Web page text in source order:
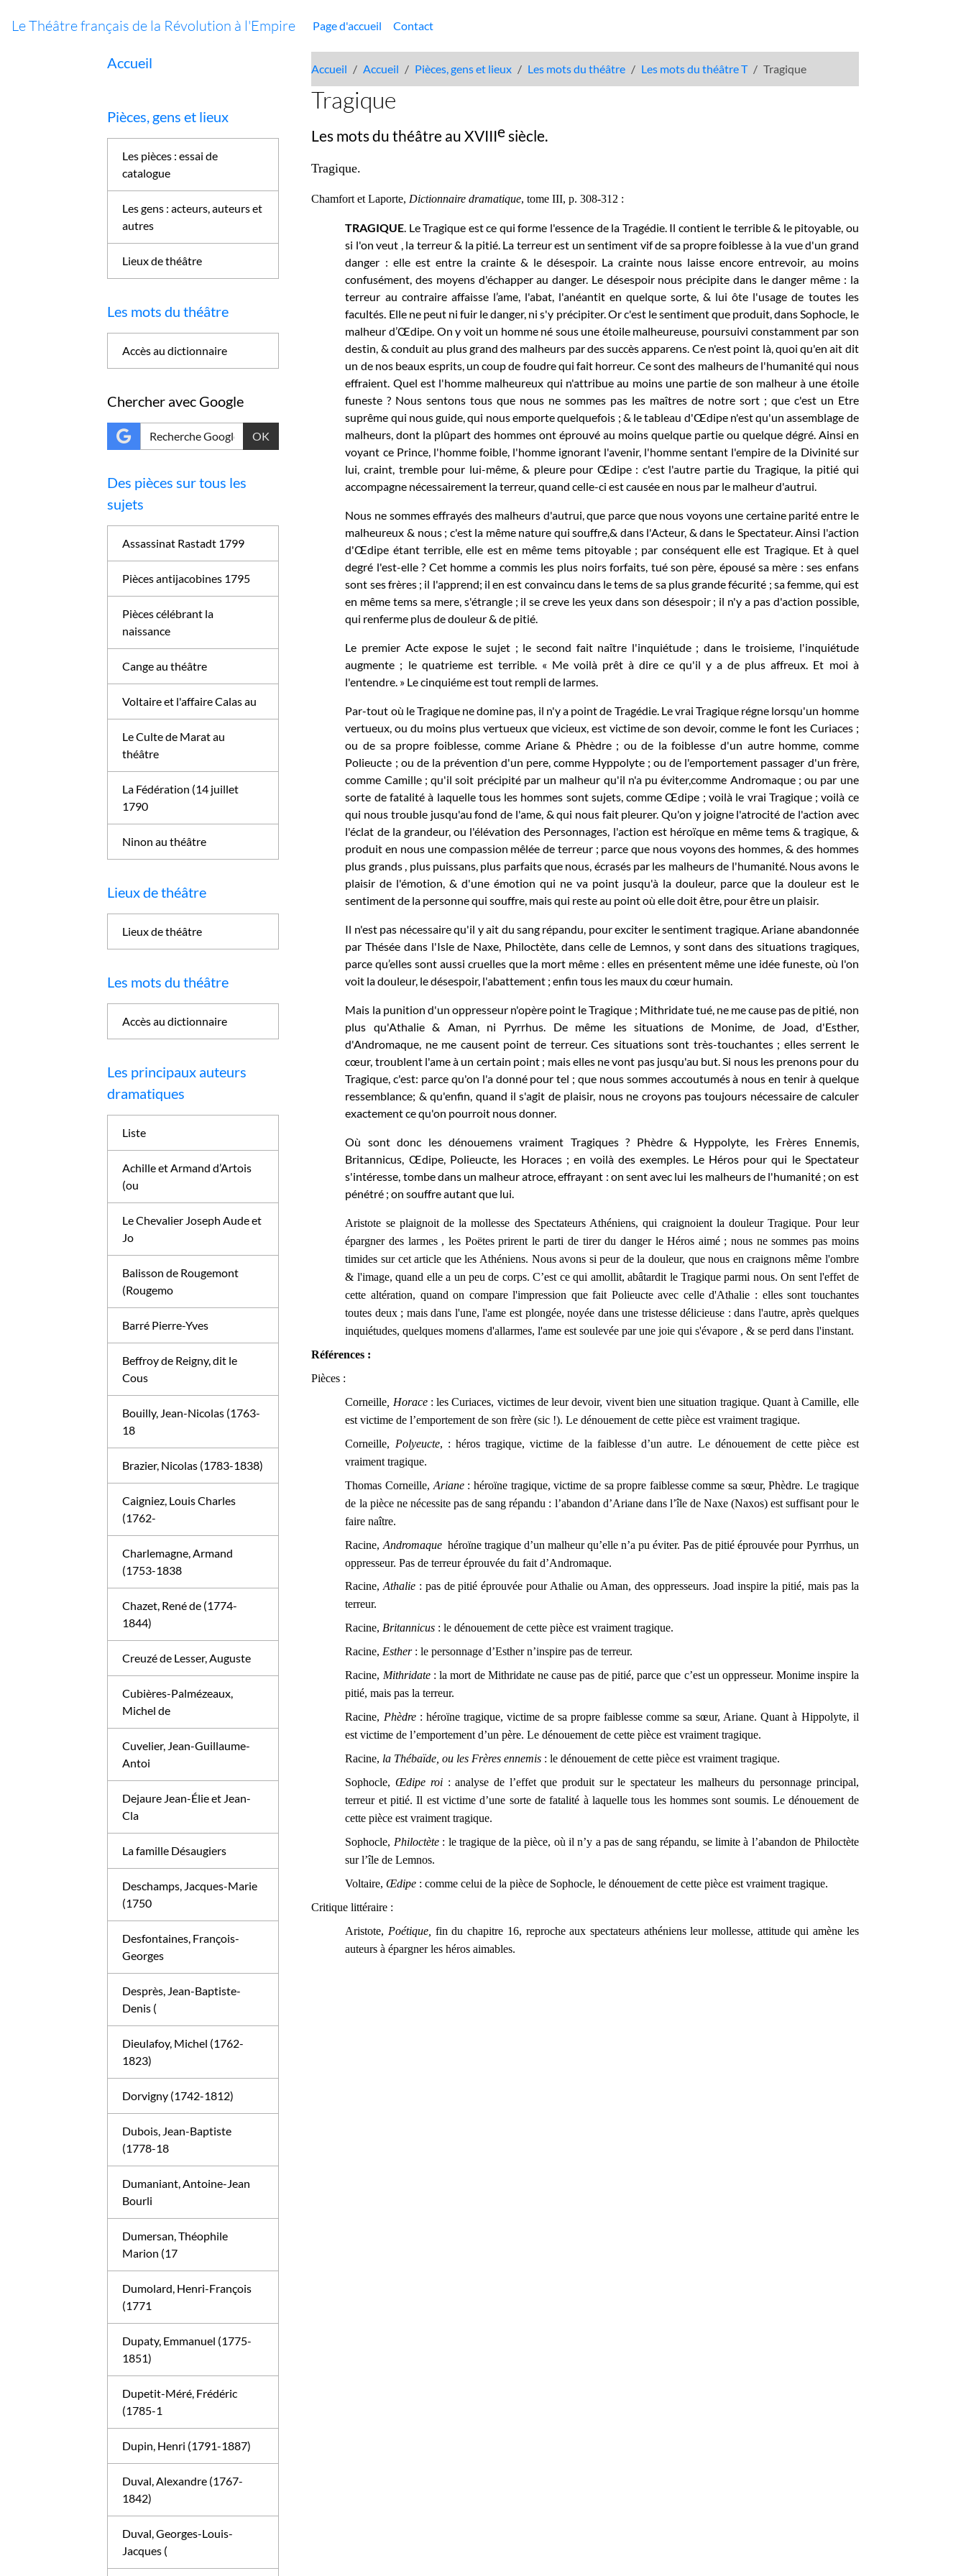
Le Théâtre français de la Révolution à l'Empire Page d'accueil Contact
Accueil Accueil Pièces, gens et lieux Les mots du théâtre Les mots du théâtre T Tragique
Tragique
Les mots du théâtre au XVIIIesiècle.
Tragique.
Chamfort et Laporte, Dictionnaire dramatique, tome III, p. 308-312 :
TRAGIQUE. Le Tragique est ce qui forme l'essence de la Tragédie. Il contient le terrible & le pitoyable, ou
si l'on veut , la terreur & la pitié. La terreur est un sentiment vif de sa propre foiblesse à la vue d'un grand
danger : elle est entre la crainte & le désespoir. La crainte nous laisse encore entrevoir, au moins
confusément, des moyens d'échapper au danger. Le désespoir nous précipite dans le danger même : la
terreur au contraire affaisse l’ame, l'abat, l'anéantit en quelque sorte, & lui ôte l'usage de toutes les
facultés. Elle ne peut ni fuir le danger, ni s'y précipiter. Or c'est le sentiment que produit, dans Sophocle, le
malheur d’Œdipe. On y voit un homme né sous une étoile malheureuse, poursuivi constamment par son
destin, & conduit au plus grand des malheurs par des succès apparens. Ce n'est point là, quoi qu'en ait dit
un de nos beaux esprits, un coup de foudre qui fait horreur. Ce sont des malheurs de l'humanité qui nous
effraient. Quel est l'homme malheureux qui n'attribue au moins une partie de son malheur à une étoile
funeste ? Nous sentons tous que nous ne sommes pas les maîtres de notre sort ; que c'est un Etre
suprême qui nous guide, qui nous emporte quelquefois ; & le tableau d'Œdipe n'est qu'un assemblage de
malheurs, dont la plûpart des hommes ont éprouvé au moins quelque partie ou quelque dégré. Ainsi en
voyant ce Prince, l'homme foible, l'homme ignorant l'avenir, l'homme sentant l'empire de la Divinité sur
lui, craint, tremble pour lui-même, & pleure pour Œdipe : c'est l'autre partie du Tragique, la pitié qui
accompagne nécessairement la terreur, quand celle-ci est causée en nous par le malheur d'autrui.
Nous ne sommes effrayés des malheurs d'autrui, que parce que nous voyons une certaine parité entre le
malheureux & nous ; c'est la même nature qui souffre,& dans l'Acteur, & dans le Spectateur. Ainsi l'action
d'Œdipe étant terrible, elle est en même tems pitoyable ; par conséquent elle est Tragique. Et à quel
degré l'est-elle ? Cet homme a commis les plus noirs forfaits, tué son père, épousé sa mère : ses enfans
sont ses frères ; il l'apprend; il en est convaincu dans le tems de sa plus grande fécurité ; sa femme, qui est
en même tems sa mere, s'étrangle ; il se creve les yeux dans son désespoir ; il n'y a pas d'action possible,
qui renferme plus de douleur & de pitié.
Le premier Acte expose le sujet ; le second fait naître l'inquiétude ; dans le troisieme, l'inquiétude
augmente ; le quatrieme est terrible. « Me voilà prêt à dire ce qu'il y a de plus affreux. Et moi à
l'entendre. » Le cinquiéme est tout rempli de larmes.
Par-tout où le Tragique ne domine pas, il n'y a point de Tragédie. Le vrai Tragique régne lorsqu'un homme
vertueux, ou du moins plus vertueux que vicieux, est victime de son devoir, comme le font les Curiaces ;
ou de sa propre foiblesse, comme Ariane & Phèdre ; ou de la foiblesse d'un autre homme, comme
Polieucte ; ou de la prévention d'un pere, comme Hyppolyte ; ou de l'emportement passager d'un frère,
comme Camille ; qu'il soit précipité par un malheur qu'il n'a pu éviter,comme Andromaque ; ou par une
sorte de fatalité à laquelle tous les hommes sont sujets, comme Œdipe ; voilà le vrai Tragique ; voilà ce
qui nous trouble jusqu'au fond de l'ame, & qui nous fait pleurer. Qu'on y joigne l'atrocité de l'action avec
l'éclat de la grandeur, ou l'élévation des Personnages, l'action est héroïque en même tems & tragique, &
produit en nous une compassion mêlée de terreur ; parce que nous voyons des hommes, & des hommes
plus grands , plus puissans, plus parfaits que nous, écrasés par les malheurs de l'humanité. Nous avons le
plaisir de l'émotion, & d'une émotion qui ne va point jusqu'à la douleur, parce que la douleur est le
sentiment de la personne qui souffre, mais qui reste au point où elle doit être, pour être un plaisir.
Il n'est pas nécessaire qu'il y ait du sang répandu, pour exciter le sentiment tragique. Ariane abandonnée
par Thésée dans l'Isle de Naxe, Philoctète, dans celle de Lemnos, y sont dans des situations tragiques,
parce qu’elles sont aussi cruelles que la mort même : elles en présentent même une idée funeste, où l'on
voit la douleur, le désespoir, l'abattement ; enfin tous les maux du cœur humain.
Mais la punition d'un oppresseur n'opère point le Tragique ; Mithridate tué, ne me cause pas de pitié, non
plus qu'Athalie & Aman, ni Pyrrhus. De même les situations de Monime, de Joad, d'Esther,
d'Andromaque, ne me causent point de terreur. Ces situations sont très-touchantes ; elles serrent le
cœur, troublent l'ame à un certain point ; mais elles ne vont pas jusqu'au but. Si nous les prenons pour du
Tragique, c'est: parce qu'on l'a donné pour tel ; que nous sommes accoutumés à nous en tenir à quelque
ressemblance; & qu'enfin, quand il s'agit de plaisir, nous ne croyons pas toujours nécessaire de calculer
exactement ce qu'on pourroit nous donner.
Où sont donc les dénouemens vraiment Tragiques ? Phèdre & Hyppolyte, les Frères Ennemis,
Britannicus, Œdipe, Polieucte, les Horaces ; en voilà des exemples. Le Héros pour qui le Spectateur
s'intéresse, tombe dans un malheur atroce, effrayant : on sent avec lui les malheurs de l'humanité ; on est
pénétré ; on souffre autant que lui.
Aristote se plaignoit de la mollesse des Spectateurs Athéniens, qui craignoient la douleur Tragique. Pour leur
épargner des larmes , les Poëtes prirent le parti de tirer du danger le Héros aimé ; nous ne sommes pas moins
timides sur cet article que les Athéniens. Nous avons si peur de la douleur, que nous en craignons même l'ombre
& l'image, quand elle a un peu de corps. C’est ce qui amollit, abâtardit le Tragique parmi nous. On sent l'effet de
cette altération, quand on compare l'impression que fait Polieucte avec celle d'Athalie : elles sont touchantes
toutes deux ; mais dans l'une, l'ame est plongée, noyée dans une tristesse délicieuse : dans l'autre, après quelques
inquiétudes, quelques momens d'allarmes, l'ame est soulevée par une joie qui s'évapore , & se perd dans l'instant.
Références :
Pièces :
Corneille , Horace: les Curiaces, victimes de leur devoir, vivent bien une situation tragique. Quant à Camille, elle
est victime de l’emportement de son frère (sic !). Le dénouement de cette pièce est vraiment tragique.
Corneille, Polyeucte, : héros tragique, victime de la faiblesse d’un autre. Le dénouement de cette pièce est
vraiment tragique.
Thomas Corneille, Ariane: héroïne tragique, victime de sa propre faiblesse comme sa sœur, Phèdre. Le tragique
de la pièce ne nécessite pas de sang répandu : l’abandon d’Ariane dans l’île de Naxe (Naxos) est suffisant pour le
faire naître.
Racine, Andromaquehéroïne tragique d’un malheur qu’elle n’a pu éviter. Pas de pitié éprouvée pour Pyrrhus, un
oppresseur. Pas de terreur éprouvée du fait d’Andromaque.
Racine,Athalie : pas de pitié éprouvée pour Athalie ou Aman, des oppresseurs. Joad inspire la pitié, mais pas la
terreur.
Racine, Britannicus : le dénouement de cette pièce est vraiment tragique.
Racine, Esther: le personnage d’Esther n’inspire pas de terreur.
Racine, Mithridate: la mort de Mithridate ne cause pas de pitié, parce que c’est un oppresseur. Monime inspire la
pitié, mais pas la terreur.
Racine, Phèdre: héroïne tragique, victime de sa propre faiblesse comme sa sœur, Ariane. Quant à Hippolyte, il
est victime de l’emportement d’un père. Le dénouement de cette pièce est vraiment tragique.
Racine, la Thébaïde, ou les Frères ennemis : le dénouement de cette pièce est vraiment tragique.
Sophocle,Œdipe roi: analyse de l’effet que produit sur le spectateur les malheurs du personnage principal,
terreur et pitié. Il est victime d’une sorte de fatalité à laquelle tous les hommes sont soumis. Le dénouement de
cette pièce est vraiment tragique.
Sophocle, Philoctète: le tragique de la pièce, où il n’y a pas de sang répandu, se limite à l’abandon de Philoctète
sur l’île de Lemnos.
Voltaire,Œdipe : comme celui de la pièce de Sophocle, le dénouement de cette pièce est vraiment tragique.
Critique littéraire :
Aristote, Poétique, fin du chapitre 16, reproche aux spectateurs athéniens leur mollesse, attitude qui amène les
auteurs à épargner les héros aimables.
Accueil
Pièces, gens et lieux
Les pièces : essai de
catalogue
Les gens : acteurs, auteurs et
autres
Lieux de théâtre
Les mots du théâtre
Accès au dictionnaire
Chercher avec Google
OK
Des pièces sur tous les
sujets
Assassinat Rastadt 1799
Pièces antijacobines 1795
Pièces célébrant la
naissance
Cange au théâtre
Voltaire et l'affaire Calas au
Le Culte de Marat au
théâtre
La Fédération (14 juillet
1790
Ninon au théâtre
Lieux de théâtre
Lieux de théâtre
Les mots du théâtre
Accès au dictionnaire
Les principaux auteurs
dramatiques
Liste
Achille et Armand d’Artois
(ou
Le Chevalier Joseph Aude et
Jo
Balisson de Rougemont
(Rougemo
Barré Pierre-Yves
Beffroy de Reigny, dit le
Cous
Bouilly, Jean-Nicolas (1763-
18
Brazier, Nicolas (1783-1838)
Caigniez, Louis Charles
(1762-
Charlemagne, Armand
(1753-1838
Chazet, René de (1774-
1844)
Creuzé de Lesser, Auguste
Cubières-Palmézeaux,
Michel de
Cuvelier, Jean-Guillaume-
Antoi
Dejaure Jean-Élie et Jean-
Cla
La famille Désaugiers
Deschamps, Jacques-Marie
(1750
Desfontaines, François-
Georges
Desprès, Jean-Baptiste-
Denis (
Dieulafoy, Michel (1762-
1823)
Dorvigny (1742-1812)
Dubois, Jean-Baptiste
(1778-18
Dumaniant, Antoine-Jean
Bourli
Dumersan, Théophile
Marion (17
Dumolard, Henri-François
(1771
Dupaty, Emmanuel (1775-
1851)
Dupetit-Méré, Frédéric
(1785-1
Dupin, Henri (1791-1887)
Duval, Alexandre (1767-
1842)
Duval, Georges-Louis-
Jacques (